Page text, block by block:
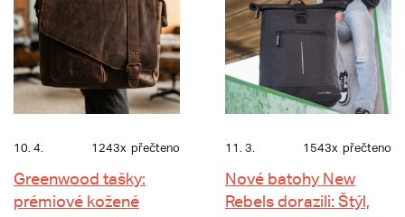
10. 4. 1243x přečteno
Greenwood tašky:
prémiové kožené
11. 3. 1543x přečteno
Nové batohy New
Rebels dorazili: Štýl,